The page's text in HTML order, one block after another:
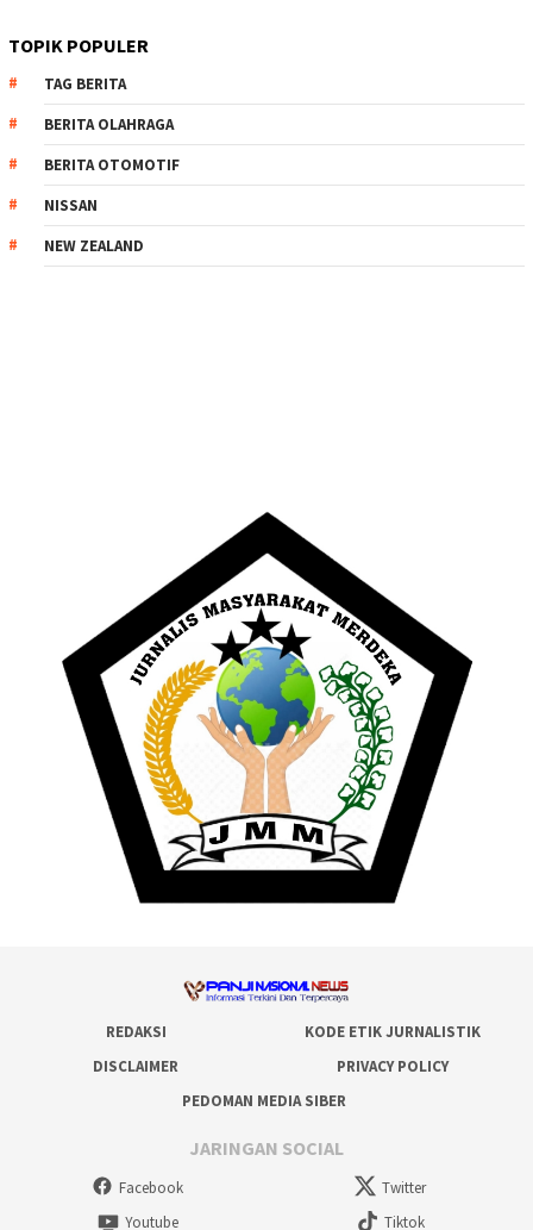
TOPIK POPULER
TAG BERITA
BERITA OLAHRAGA
BERITA OTOMOTIF
NISSAN
NEW ZEALAND
REDAKSI
KODE ETIK JURNALISTIK
DISCLAIMER
PRIVACY POLICY
PEDOMAN MEDIA SIBER
JARINGAN SOCIAL
Facebook
Twitter
Youtube
Tiktok